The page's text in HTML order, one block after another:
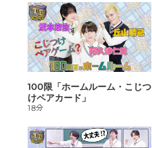
あいうえお順(降順)
動画が長い順
動画が短い順
100限「ホームルーム・こじつ
けペアカード」
18分